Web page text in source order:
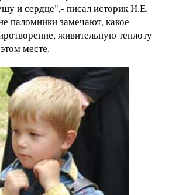
и сердце",- писал историк И.Е.
паломники замечают, какое
живительную теплоту
месте.